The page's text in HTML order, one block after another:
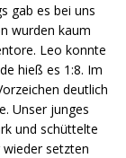
gab es bei uns
wurden kaum
Leo konnte
hieß es 1:8. Im
deutlich
Unser junges
und schüttelte
setzten